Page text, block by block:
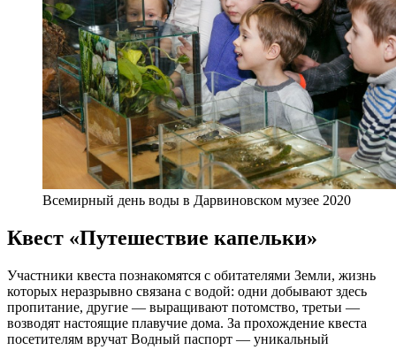
Всемирный день воды в Дарвиновском музее 2020
Квест «Путешествие капельки»
Участники квеста познакомятся с обитателями Земли, жизнь
которых неразрывно связана с водой: одни добывают здесь
пропитание, другие — выращивают потомство, третьи —
возводят настоящие плавучие дома. За прохождение квеста
посетителям вручат Водный паспорт — уникальный